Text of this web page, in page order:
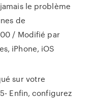
le problème
de
/ Modifié par
iPhone, iOS
sur votre
Enfin, configurez